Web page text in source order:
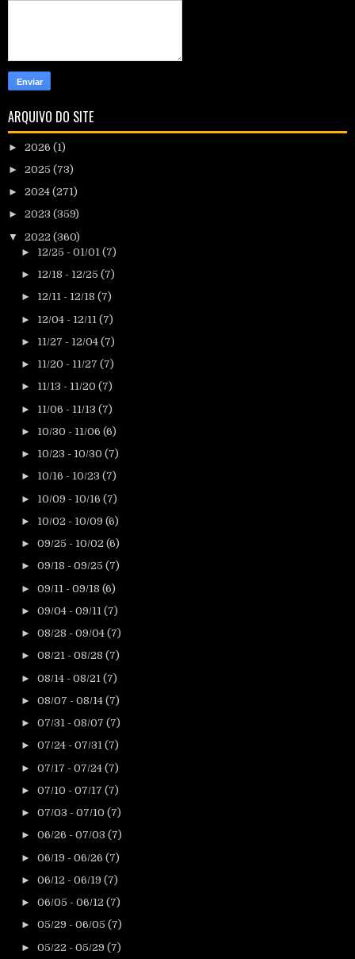
ARQUIVO DO SITE
► 2026 (1)
► 2025 (73)
► 2024 (271)
► 2023 (359)
▼ 2022 (360)
► 12/25 - 01/01 (7)
► 12/18 - 12/25 (7)
► 12/11 - 12/18 (7)
► 12/04 - 12/11 (7)
► 11/27 - 12/04 (7)
► 11/20 - 11/27 (7)
► 11/13 - 11/20 (7)
► 11/06 - 11/13 (7)
► 10/30 - 11/06 (6)
► 10/23 - 10/30 (7)
► 10/16 - 10/23 (7)
► 10/09 - 10/16 (7)
► 10/02 - 10/09 (6)
► 09/25 - 10/02 (6)
► 09/18 - 09/25 (7)
► 09/11 - 09/18 (6)
► 09/04 - 09/11 (7)
► 08/28 - 09/04 (7)
► 08/21 - 08/28 (7)
► 08/14 - 08/21 (7)
► 08/07 - 08/14 (7)
► 07/31 - 08/07 (7)
► 07/24 - 07/31 (7)
► 07/17 - 07/24 (7)
► 07/10 - 07/17 (7)
► 07/03 - 07/10 (7)
► 06/26 - 07/03 (7)
► 06/19 - 06/26 (7)
► 06/12 - 06/19 (7)
► 06/05 - 06/12 (7)
► 05/29 - 06/05 (7)
► 05/22 - 05/29 (7)